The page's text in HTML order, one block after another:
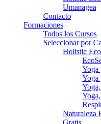
Umanagea
Contacto
Formaciones
Todos los Cursos
Seleccionar por
Holistic
Yoga
Yoga
Naturaleza
Gratis